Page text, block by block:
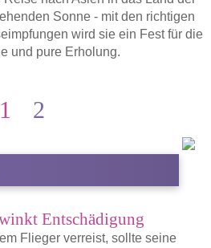
Sonne - mit den richtigen
wird sie ein Fest für die
und pure Erholung.
1 2
Entschädigung
Flieger verreist, sollte seine